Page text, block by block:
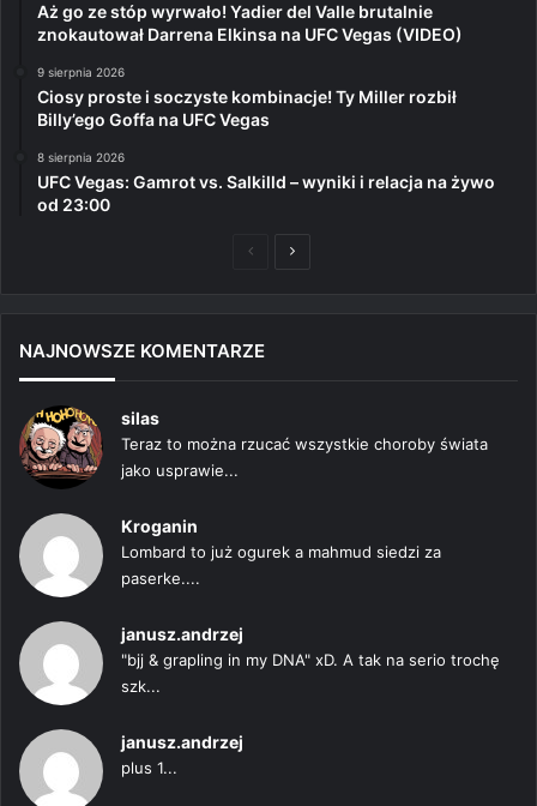
Aż go ze stóp wyrwało! Yadier del Valle brutalnie
znokautował Darrena Elkinsa na UFC Vegas (VIDEO)
9 sierpnia 2026
Ciosy proste i soczyste kombinacje! Ty Miller rozbił
Billy’ego Goffa na UFC Vegas
8 sierpnia 2026
UFC Vegas: Gamrot vs. Salkilld – wyniki i relacja na żywo
od 23:00
PoprzedniaNastępna
NAJNOWSZE KOMENTARZE
silas
Teraz to można rzucać wszystkie choroby świata
jako usprawie...
Kroganin
Lombard to już ogurek a mahmud siedzi za
paserke....
janusz.andrzej
"bjj & grapling in my DNA" xD. A tak na serio trochę
szk...
janusz.andrzej
plus 1...